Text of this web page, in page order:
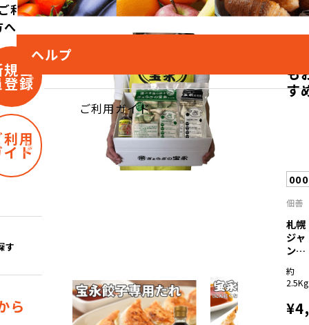
ヘルプ
ご利用ガイド
利用
へ
会
登録
用
ド
す
ら
も
す
佃善
札幌
ジャ
ンボ
肉餃
子1...
約
2.5Kg